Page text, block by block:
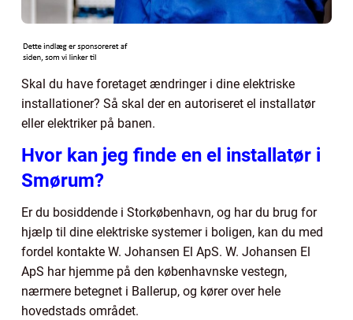
Skal du have foretaget ændringer i dine elektriske
installationer? Så skal der en autoriseret el installatør
eller elektriker på banen.
Hvor kan jeg finde en el installatør i
Smørum?
Er du bosiddende i Storkøbenhavn, og har du brug for
hjælp til dine elektriske systemer i boligen, kan du med
fordel kontakte W. Johansen El ApS. W. Johansen El
ApS har hjemme på den københavnske vestegn,
nærmere betegnet i Ballerup, og kører over hele
hovedstads området.